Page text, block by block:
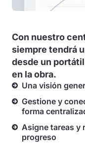
Con nuestro
siempre tendrá
desde un
en la obra.
Una visión
Gestione y
forma
Asigne tareas y
progreso